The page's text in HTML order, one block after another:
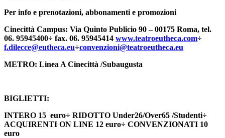
Per info e prenotazioni, abbonamenti e promozioni
Cinecittà Campus: Via Quinto Publicio 90 – 00175 Roma, tel.
06. 95945400÷ fax. 06. 95945414 www.teatroeutheca.com÷
f.dilecce@eutheca.eu÷convenzioni@teatroeutheca.eu
METRO: Linea A Cinecittà /Subaugusta
BIGLIETTI:
INTERO 15 euro÷ RIDOTTO Under26/Over65 /Studenti÷
ACQUIRENTI ON LINE 12 euro÷ CONVENZIONATI 10
euro